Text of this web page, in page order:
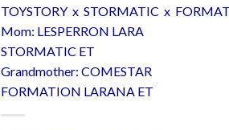
TOYSTORY x STORMATIC x
Mom: LESPERRON LARA
STORMATIC ET
Grandmother: COMESTAR
FORMATION LARANA ET